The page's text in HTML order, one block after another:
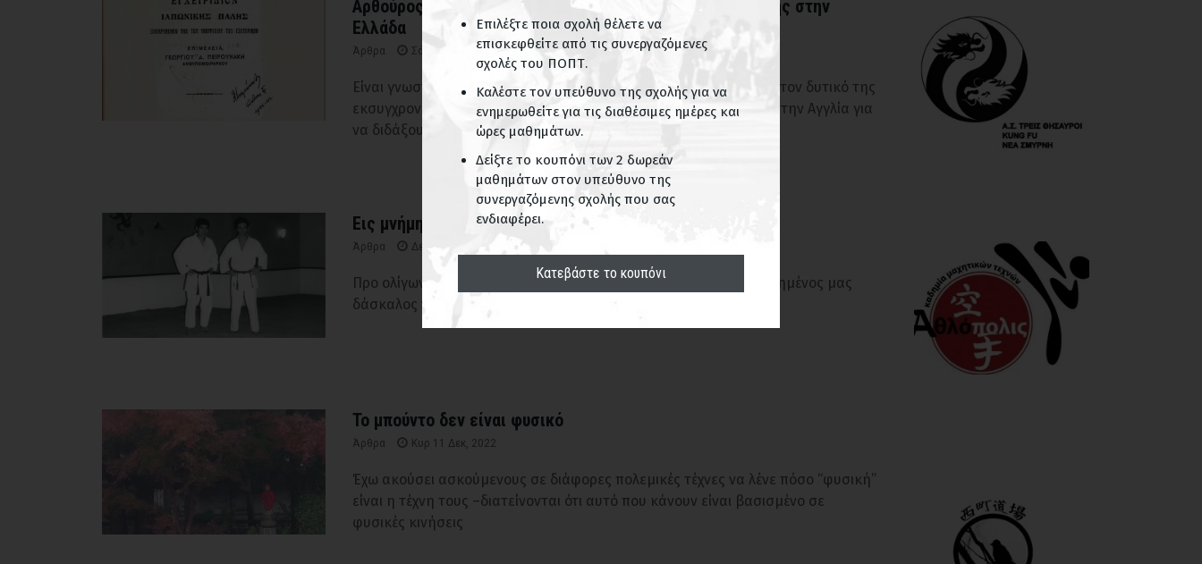
Αρθούρος Τζερέσκι -Ο πρώτος δάσκαλος ιαπωνικής πάλης στην
Ελλάδα
Άρθρα Σάβ 25 Φεβ, 2023
Είναι γνωστό ότι στα τέλη του 19ου αιώνα, όταν η Ιαπωνία άρχισε τον δυτικό της
εκσυγχρονισμό, αντιπρόσωποι της πήγαν στην Δύση και κυρίως στην Αγγλία για
να διδάξουν Jujutsu.
Εις μνήμην Μασαγιούκι Χάρα
Άρθρα Δευ 23 Ιαν, 2023
Προ ολίγων ημερών έφυγε από την ζωή σε ηλικία 80 ετών ο αγαπημένος μας
δάσκαλος του τζούντο Μασαγιούκι Χάρα.
Το μπούντο δεν είναι φυσικό
Άρθρα Κυρ 11 Δεκ, 2022
Έχω ακούσει ασκούμενους σε διάφορες πολεμικές τέχνες να λένε πόσο “φυσική”
είναι η τέχνη τους –διατείνονται ότι αυτό που κάνουν είναι βασισμένο σε
φυσικές κινήσεις
Επιλέξτε ποια σχολή θέλετε να
επισκεφθείτε από τις συνεργαζόμενες
σχολές του ΠΟΠΤ.
Καλέστε τον υπεύθυνο της σχολής για να
ενημερωθείτε για τις διαθέσιμες ημέρες και
ώρες μαθημάτων.
Δείξτε το κουπόνι των 2 δωρεάν
μαθημάτων στον υπεύθυνο της
συνεργαζόμενης σχολής που σας
ενδιαφέρει.
Κατεβάστε το κουπόνι